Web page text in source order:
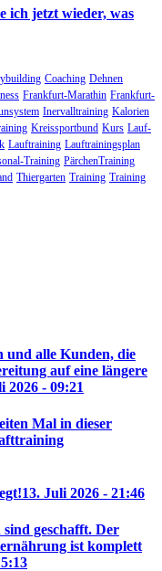
ich jetzt wieder, was
Coaching Dehnen
Frankfurt-Marathin Frankfurt-
Inervalltraining Kalorien
Kreissportbund Kurs Lauf-
Lauftraining Lauftrainingsplan
Training PärchenTraining
Thiergarten Training Training
alle Kunden, die
auf eine längere
2026 - 09:21
Mal in dieser
13. Juli 2026 - 21:46
geschafft. Der
ist komplett